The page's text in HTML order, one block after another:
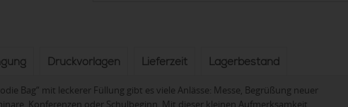
Druckvorlagen Lieferzeit Lagerbestand
Bag“ mit leckerer Füllung gibt es viele Anlässe: Messe, Begrüßung neuer
Konferenzen oder Schulbeginn. Mit dieser kleinen Aufmerksamkeit